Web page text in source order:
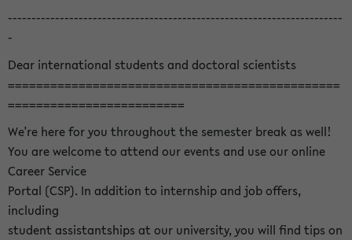
-----------------------------------------------------------------------
-
Dear international students and doctoral scientists
===============================================
=========================
We're here for you throughout the semester break as well!
You are welcome to attend our events and use our online
Career Service
Portal (CSP). In addition to internship and job offers,
including
student assistantships at our university, you will find tips on